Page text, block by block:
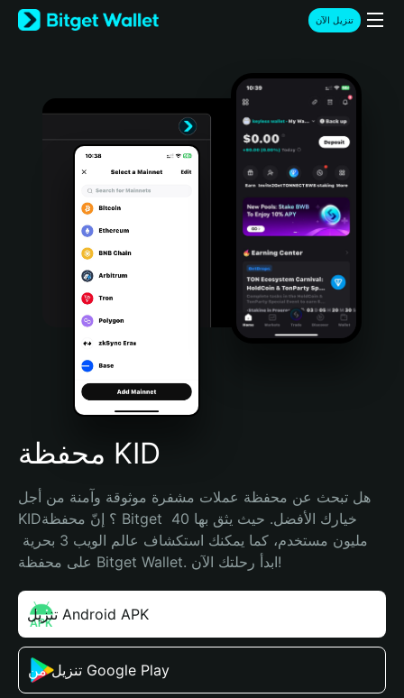
English
日本語
Türkçe
Português (Portugal)
Bahasa Indonesia
Português (Brasil)
Español (Argentina)
تنزيل الآن
محفظة KID
هل تبحث عن محفظة عملات مشفرة موثوقة وآمنة من أجل
KID؟ إنّ محفظة Bitget خيارك الأفضل. حيث يثق بها 40
على محفظة Bitget Wallet. ابدأ رحلتك الآن!
تنزيل Android APK
تنزيل من Google Play